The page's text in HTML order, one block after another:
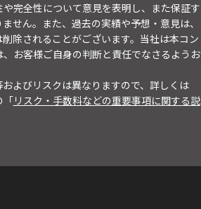
完全性について意見を表明し、また保証す
せん。また、過去の実績や予想・意見は、
除されることがございます。当社は本コン
お客様ご自身の判断と責任でなさるようお
よびリスクは異なりますので、詳しくは
「リスク・手数料などの重要事項に関する説